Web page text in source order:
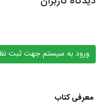
ورود به سیستم جهت ثبت
معرفی کتاب